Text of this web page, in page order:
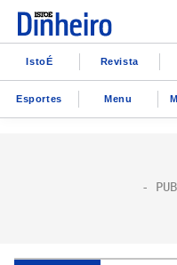
IstoÉ Revista
Esportes Menu